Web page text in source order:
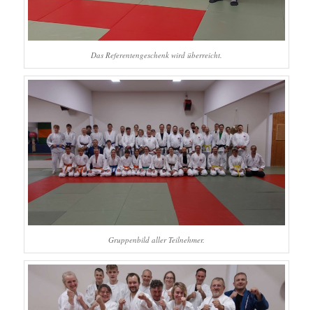
Das Referentengeschenk wird überreicht.
Gruppenbild aller Teilnehmer.